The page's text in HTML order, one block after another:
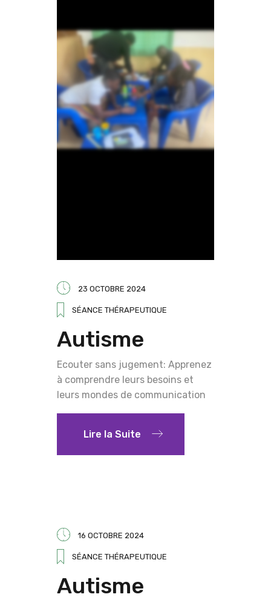
23 OCTOBRE 2024
SÉANCE THÉRAPEUTIQUE
Autisme
Ecouter sans jugement: Apprenez
à comprendre leurs besoins et
leurs mondes de communication
Lire la Suite
16 OCTOBRE 2024
SÉANCE THÉRAPEUTIQUE
Autisme